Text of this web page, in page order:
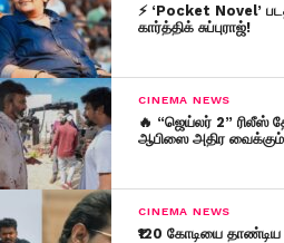
⚡ ‘Pocket Novel’
கார்த்திக் சுப்புராஜ்!
CINEMA NEWS
🔥 “ஜெய்லர் 2” ரிலீஸ்
ஆபிஸை அதிர வைக்கும்
CINEMA NEWS
₹120 கோடியை